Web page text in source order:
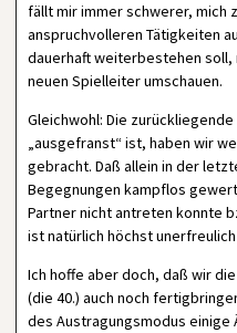
fällt mir immer schwerer, mich
anspruchvolleren Tätigkeiten
dauerhaft weiterbestehen soll,
neuen Spielleiter umschauen.
Gleichwohl: Die
„ausgefranst“ ist, haben wir
gebracht. Daß allein in der
Begegnungen kampflos
Partner nicht antreten konnte
ist natürlich höchst
Ich hoffe aber doch, daß wir
(die 40.) auch noch
des Austragungsmodus einige